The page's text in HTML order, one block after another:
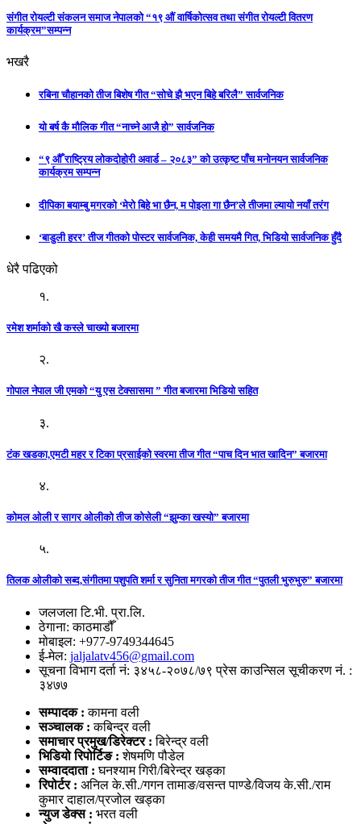
संगीत रोयल्टी संकलन समाज नेपालको “१९ औं वार्षिकोत्सव तथा संगीत रोयल्टी वितरण
कार्यक्रम”सम्पन्न
भखरै
रबिना चौहानको तीज बिशेष गीत “सोचे झै भएन बिहे बरिलै” सार्वजनिक
यो बर्ष कै मौलिक गीत “नाच्ने आजै हो” सार्वजनिक
“९ औँ राष्ट्रिय लोकदोहोरी अवार्ड – २०८३” को उत्कृष्ट पाँच मनोनयन सार्वजनिक
कार्यक्रम सम्पन्न
दीपिका बयाम्बु मगरको ‘मेरो बिहे भा छैन, म पोइला गा छैन’ले तीजमा ल्यायो नयाँ तरंग
‘बाडुली हरर’ तीज गीतको पोस्टर सार्वजनिक, केही समयमै गित, भिडियो सार्वजनिक हुँदै
धेरै पढिएको
१.
रमेश शर्माको खै कस्ले चाख्यो बजारमा
२.
गोपाल नेपाल जी एमको “यु एस टेक्सासमा ” गीत बजारमा भिडियो सहित
३.
टंक खडका,एमटी महर र टिका प्रसाईको स्वरमा तीज गीत “पाच दिन भात खादिन” बजारमा
४.
कोमल ओली र सागर ओलीको तीज कोसेली “झुम्का खस्यो” बजारमा
५.
तिलक ओलीको सब्द,संगीतमा पशुपति शर्मा र सुनिता मगरको तीज गीत “पुतली भुरुभुरु” बजारमा
जलजला टि.भी. प्रा.लि.
ठेगाना: काठमाडौँ
मोबाइल: +977-9749344645
ई-मेल: jaljalatv456@gmail.com
सूचना विभाग दर्ता नं: ३४५८-२०७८/७९ प्रेस काउन्सिल सूचीकरण नं. :
३४७७
सम्पादक :कामना वली
सञ्‍चालक : कबिन्द्र वली
समाचार प्रमुख/डिरेक्टर :बिरेन्द्र वली
भिडियो रिपोर्टिङ : शेषमणि पौडेल
सम्वाददाता :घनश्याम गिरी/बिरेन्द्र खड्का
रिपोर्टर : अनिल के.सी./गगन तामाङ/वसन्त पाण्डे/विजय के.सी./राम
कुमार दाहाल/प्रजोल खड्का
न्युज डेक्स : भरत वली